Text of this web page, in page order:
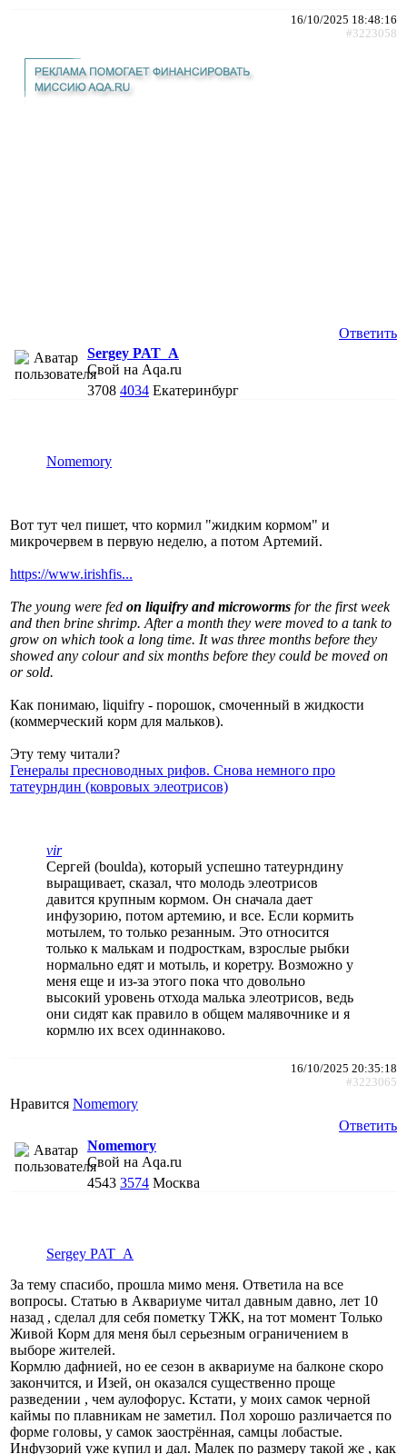
16/10/2025 18:48:16
#3223058
Ответить
Sergey PAT_A
Свой на Aqa.ru
3708 4034 Екатеринбург
Nomemory
Вот тут чел пишет, что кормил "жидким кормом" и
микрочервем в первую неделю, а потом Артемий.
https://www.irishfis...
The young were fed on liquifry and microworms for the first week
and then brine shrimp. After a month they were moved to a tank to
grow on which took a long time. It was three months before they
showed any colour and six months before they could be moved on
or sold.
Как понимаю, liquifry - порошок, смоченный в жидкости
(коммерческий корм для мальков).
Эту тему читали?
Генералы пресноводных рифов. Снова немного про
татеурндин (ковровых элеотрисов)
vir
Сергей (boulda), который успешно татеурндину
выращивает, сказал, что молодь элеотрисов
давится крупным кормом. Он сначала дает
инфузорию, потом артемию, и все. Если кормить
мотылем, то только резанным. Это относится
только к малькам и подросткам, взрослые рыбки
нормально едят и мотыль, и коретру. Возможно у
меня еще и из-за этого пока что довольно
высокий уровень отхода малька элеотрисов, ведь
они сидят как правило в общем малявочнике и я
кормлю их всех одиннаково.
16/10/2025 20:35:18
#3223065
Нравится Nomemory
Ответить
Nomemory
Свой на Aqa.ru
4543 3574 Москва
Sergey PAT_A
За тему спасибо, прошла мимо меня. Ответила на все
вопросы. Статью в Аквариуме читал давным давно, лет 10
назад , сделал для себя пометку ТЖК, на тот момент Только
Живой Корм для меня был серьезным ограничением в
выборе жителей.
Кормлю дафнией, но ее сезон в аквариуме на балконе скоро
закончится, и Изей, он оказался существенно проще
разведении , чем аулофорус. Кстати, у моих самок черной
каймы по плавникам не заметил. Пол хорошо различается по
форме головы, у самок заострённая, самцы лобастые.
Инфузорий уже купил и дал. Малек по размеру такой же , как